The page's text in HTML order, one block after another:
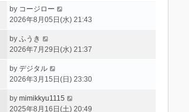
by コージロー
2026年8月05日(水) 21:43
by ふうき
2026年7月29日(水) 21:37
by デジタル
2026年3月15日(日) 23:30
by mimikkyu1115
2025年8月16日(土) 20:49